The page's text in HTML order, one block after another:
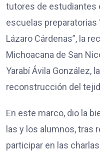
tutores de estudiantes
escuelas preparatorias
Lázaro Cárdenas”, la
Michoacana de San
Yarabí Ávila González,
reconstrucción del
En este marco, dio la
las y los alumnos, tras
participar en las